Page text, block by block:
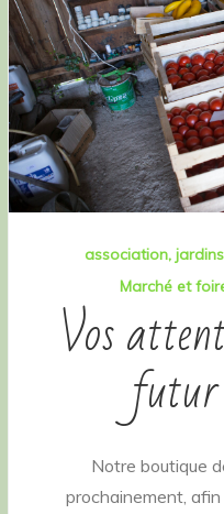
association
Marché et
Vos
Notre boutique
prochainement,